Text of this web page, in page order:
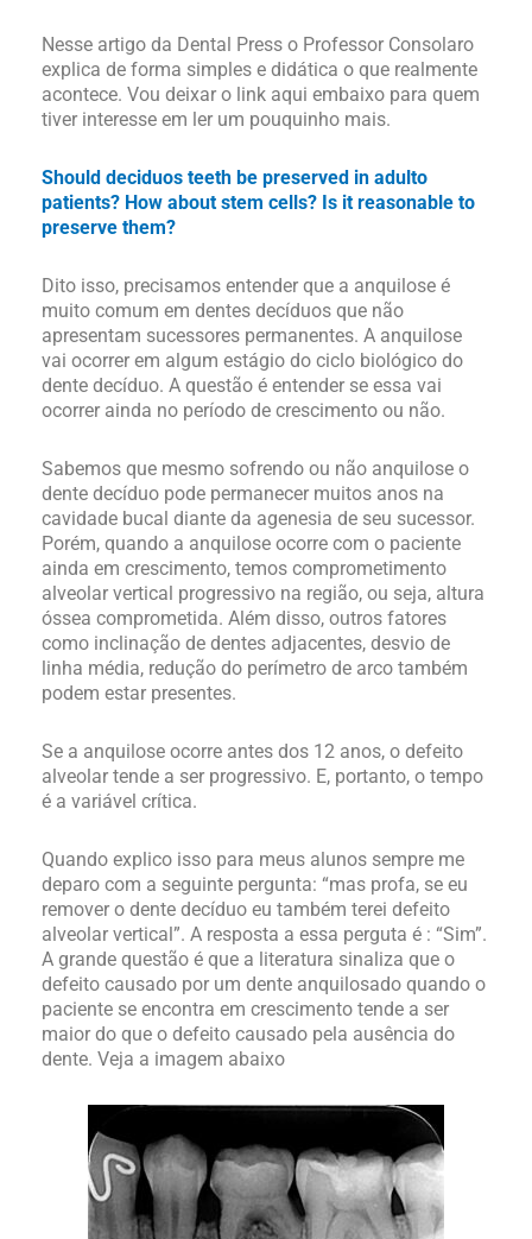
Nesse artigo da Dental Press o Professor Consolaro
explica de forma simples e didática o que realmente
acontece. Vou deixar o link aqui embaixo para quem
tiver interesse em ler um pouquinho mais.
Should deciduos teeth be preserved in adulto
patients? How about stem cells? Is it reasonable to
preserve them?
Dito isso, precisamos entender que a anquilose é
muito comum em dentes decíduos que não
apresentam sucessores permanentes. A anquilose
vai ocorrer em algum estágio do ciclo biológico do
dente decíduo. A questão é entender se essa vai
ocorrer ainda no período de crescimento ou não.
Sabemos que mesmo sofrendo ou não anquilose o
dente decíduo pode permanecer muitos anos na
cavidade bucal diante da agenesia de seu sucessor.
Porém, quando a anquilose ocorre com o paciente
ainda em crescimento, temos comprometimento
alveolar vertical progressivo na região, ou seja, altura
óssea comprometida. Além disso, outros fatores
como inclinação de dentes adjacentes, desvio de
linha média, redução do perímetro de arco também
podem estar presentes.
Se a anquilose ocorre antes dos 12 anos, o defeito
alveolar tende a ser progressivo. E, portanto, o tempo
é a variável crítica.
Quando explico isso para meus alunos sempre me
deparo com a seguinte pergunta: “mas profa, se eu
remover o dente decíduo eu também terei defeito
alveolar vertical”. A resposta a essa perguta é : “Sim”.
A grande questão é que a literatura sinaliza que o
defeito causado por um dente anquilosado quando o
paciente se encontra em crescimento tende a ser
maior do que o defeito causado pela ausência do
dente. Veja a imagem abaixo